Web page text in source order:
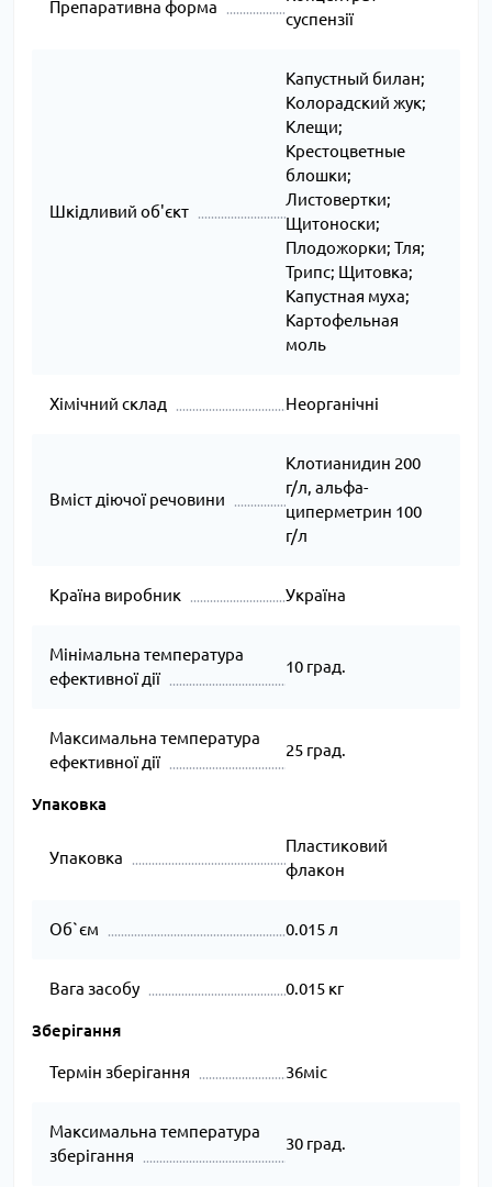
Препаративна форма
суспензії
Шкідливий об'єкт
Капустный билан;
Колорадский жук;
Клещи;
Крестоцветные
блошки;
Листовертки;
Щитоноски;
Плодожорки; Тля;
Трипс; Щитовка;
Капустная муха;
Картофельная
моль
Хімічний склад Неорганічні
Вміст діючої речовини
Клотианидин 200
г/л, альфа-
циперметрин 100
г/л
Країна виробник Україна
Мінімальна температура
ефективної дії
10 град.
Максимальна температура
ефективної дії
25 град.
Упаковка
Упаковка
Пластиковий
флакон
Об`єм 0.015 л
Вага засобу 0.015 кг
Зберігання
Термін зберігання 36міс
Максимальна температура
зберігання
30 град.